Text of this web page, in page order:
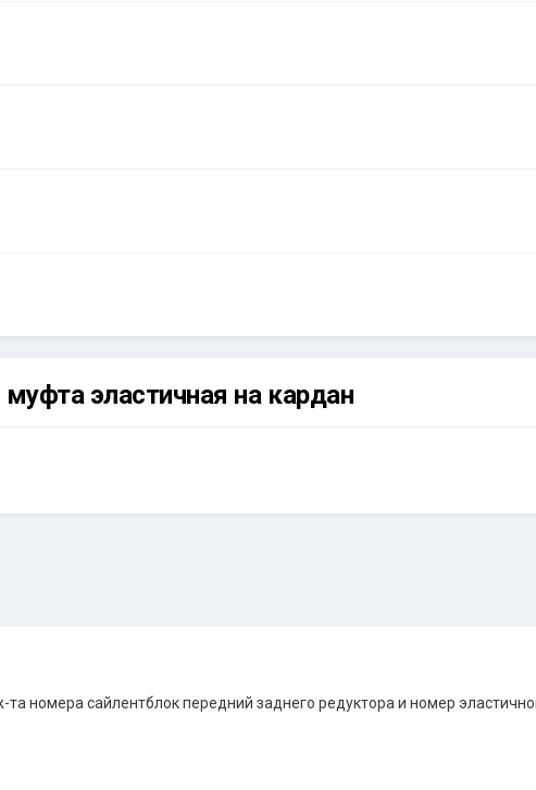
эластичная на кардан
номера сайлентблок передний заднего редуктора и номер